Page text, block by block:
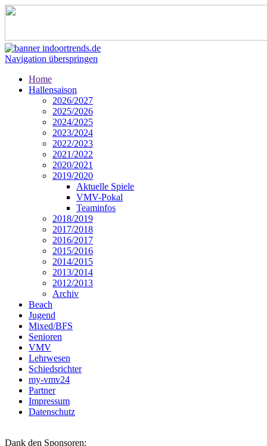
Navigation überspringen
Home
Hallensaison
2026/2027
2025/2026
2024/2025
2023/2024
2022/2023
2021/2022
2020/2021
2019/2020
Aktuelle Spiele
VMV-Pokal
Teaminfos
2018/2019
2017/2018
2016/2017
2015/2016
2014/2015
2013/2014
2012/2013
Archiv
Beach
Jugend
Mixed/BFS
Senioren
VMV
Lehrwesen
Schiedsrichter
my-vmv24
Partner
Impressum
Datenschutz
Dank den Sponsoren: